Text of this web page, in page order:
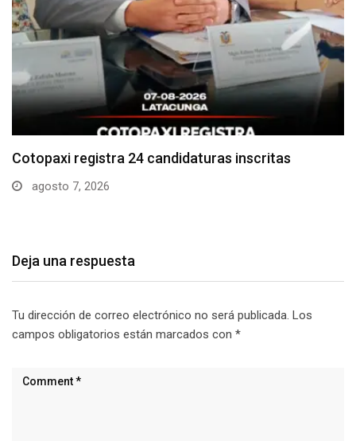
Parque Nacional Cotopaxi espera alta afluencia de
visitantes…
Deja una respuesta
Tu dirección de correo electrónico no será publicada. Los
campos obligatorios están marcados con *